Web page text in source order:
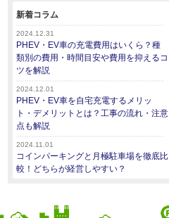
新着コラム
2024.12.31
PHEV・EV車の充電費用はいくら？種
類別の費用・時間目安や費用を抑えるコ
ツを解説
2024.12.01
PHEV・EV車を自宅充電するメリッ
ト・デメリットとは？工事の流れ・注意
点も解説
2024.11.01
コインパーキングと月極駐車場を徹底比
較！どちらが経営しやすい？